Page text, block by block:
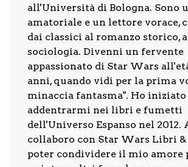
all'Università di Bologna. Sono
amatoriale e un lettore vorace,
dai classici al romanzo storico,
sociologia. Divenni un fervente
appassionato di Star Wars
anni, quando vidi per la prima
minaccia fantasma". Ho iniziato
addentrarmi nei libri e fumetti
dell'Universo Espanso nel 2012.
collaboro con Star Wars Libri &
poter condividere il mio amore